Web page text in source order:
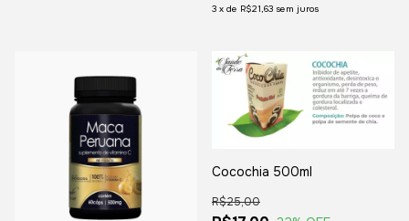
3 x de R$21,63 sem juros
Cocochia 500ml
R$25,00